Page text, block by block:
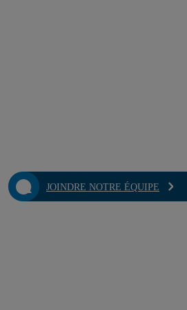
JOINDRE NOTRE ÉQUIPE